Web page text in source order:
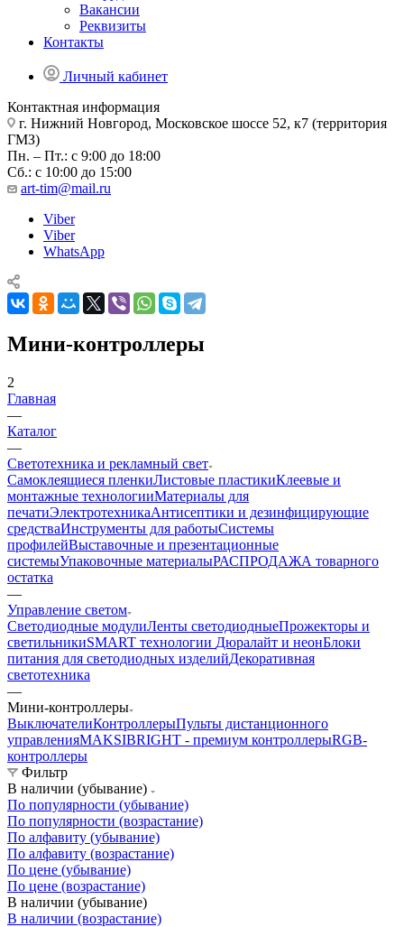
Вакансии
Реквизиты
Контакты
Личный кабинет
Контактная информация
г. Нижний Новгород, Московское шоссе 52, к7 (территория
ГМЗ)
Пн. – Пт.: с 9:00 до 18:00
Сб.: с 10:00 до 15:00
art-tim@mail.ru
Viber
Viber
WhatsApp
Мини-контроллеры
2
Главная
—
Каталог
—
Светотехника и рекламный свет
Самоклеящиеся пленкиЛистовые пластикиКлеевые и
монтажные технологииМатериалы для
печатиЭлектротехникаАнтисептики и дезинфицирующие
средстваИнструменты для работыСистемы
профилейВыставочные и презентационные
системыУпаковочные материалыРАСПРОДАЖА товарного
остатка
—
Управление светом
Светодиодные модулиЛенты светодиодныеПрожекторы и
светильникиSMART технологии Дюралайт и неонБлоки
питания для светодиодных изделийДекоративная
светотехника
—
Мини-контроллеры
ВыключателиКонтроллерыПульты дистанционного
управленияMAKSIBRIGHT - премиум контроллерыRGB-
контроллеры
Фильтр
В наличии (убывание)
По популярности (убывание)
По популярности (возрастание)
По алфавиту (убывание)
По алфавиту (возрастание)
По цене (убывание)
По цене (возрастание)
В наличии (убывание)
В наличии (возрастание)